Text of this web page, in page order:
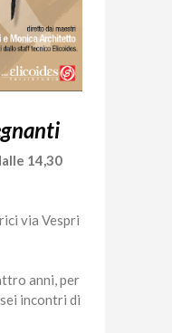
14,30
via Vespri
anni, per
incontri di